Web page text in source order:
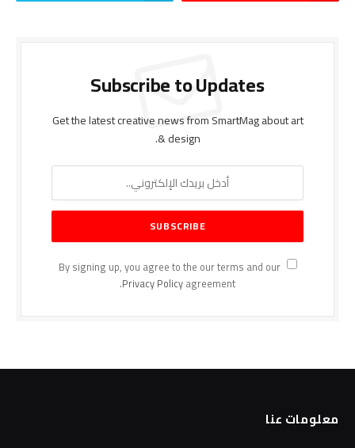
Subscribe to Updates
Get the latest creative news from SmartMag about art
& design.
By signing up, you agree to the our terms and our
Privacy Policyagreement.
معلومات عنا